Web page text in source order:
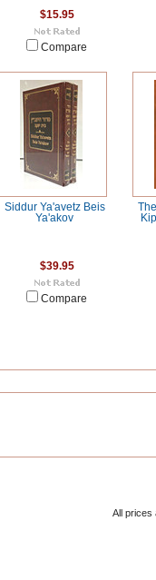
$15.95
Compare
Siddur Ya'avetz Beis
Ya'akov
$39.95
Compare
All prices